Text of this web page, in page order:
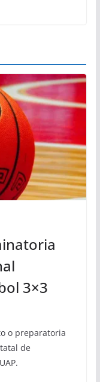
3×3
o preparatoria
de